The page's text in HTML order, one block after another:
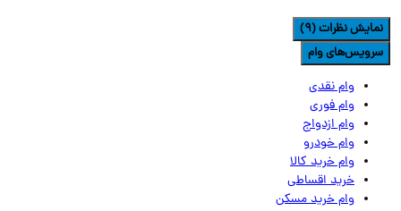
نظرات (9)
وام
وام نقدی
وام فوری
وام ازدواج
وام خودرو
وام خرید کالا
خرید اقساطی
وام خرید مسکن